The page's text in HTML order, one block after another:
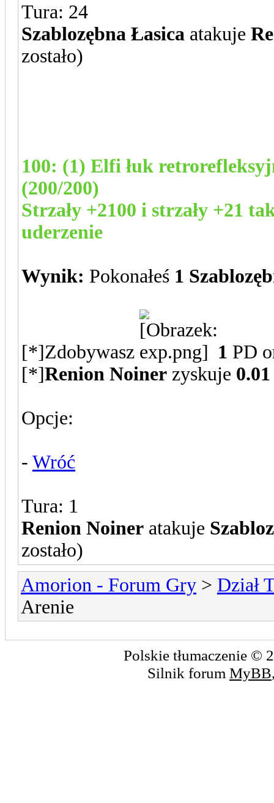
Tura: 24
Szablozębna Łasica atakuje
zostało)
100: (1) Elfi łuk
(200/200)
Strzały +2100 i strzały +21
uderzenie
Wynik: Pokonałeś 1
[*]Zdobywasz 1 PD
[*]Renion Noiner zyskuje 0.01
Opcje:
- Wróć
Tura: 1
Renion Noiner atakuje
zostało)
Amorion - Forum Gry > Dział
Arenie
Polskie tłumaczenie ©
Silnik forum MyBB